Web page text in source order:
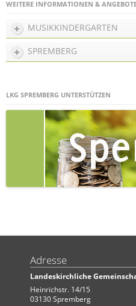
WEITERE INFORMATIONEN &
MUSIKKINDERGARTEN
SPREMBERG
LKG SPREMBERG UNTERSTÜTZEN
Adresse
Landeskirchliche
Heinrichstr. 14/15
03130 Spremberg